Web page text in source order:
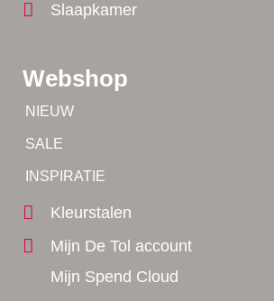
Webshop
NIEUW
SALE
INSPIRATIE
Kleurstalen
Mijn De Tol account
Mijn Spend Cloud
Slaapkamer